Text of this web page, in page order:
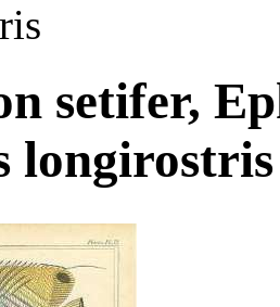
setifer,
longirostris